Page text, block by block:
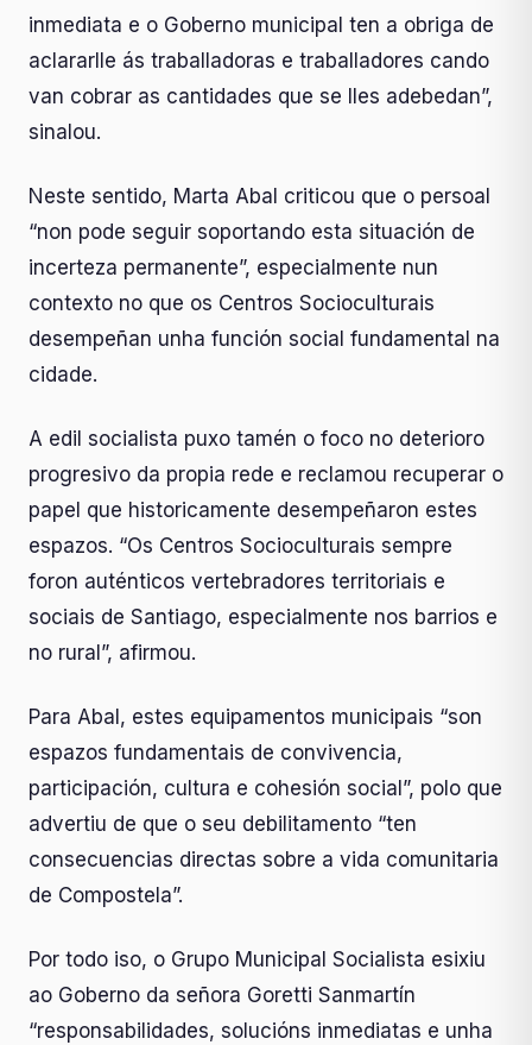
inmediata e o Goberno municipal ten a obriga de
aclararlle ás traballadoras e traballadores cando
van cobrar as cantidades que se lles adebedan”,
sinalou.
Neste sentido, Marta Abal criticou que o persoal
“non pode seguir soportando esta situación de
incerteza permanente”, especialmente nun
contexto no que os Centros Socioculturais
desempeñan unha función social fundamental na
cidade.
A edil socialista puxo tamén o foco no deterioro
progresivo da propia rede e reclamou recuperar o
papel que historicamente desempeñaron estes
espazos. “Os Centros Socioculturais sempre
foron auténticos vertebradores territoriais e
sociais de Santiago, especialmente nos barrios e
no rural”, afirmou.
Para Abal, estes equipamentos municipais “son
espazos fundamentais de convivencia,
participación, cultura e cohesión social”, polo que
advertiu de que o seu debilitamento “ten
consecuencias directas sobre a vida comunitaria
de Compostela”.
Por todo iso, o Grupo Municipal Socialista esixiu
ao Goberno da señora Goretti Sanmartín
“responsabilidades, solucións inmediatas e unha